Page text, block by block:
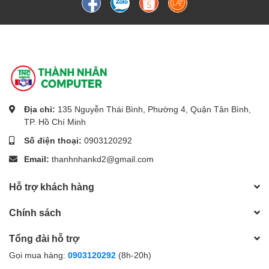
Địa chỉ: 135 Nguyễn Thái Bình, Phường 4, Quận Tân Bình,
TP. Hồ Chí Minh
Số điện thoại: 0903120292
Email: thanhnhankd2@gmail.com
Hỗ trợ khách hàng
Chính sách
Tổng đài hỗ trợ
Gọi mua hàng: 0903120292 (8h-20h)